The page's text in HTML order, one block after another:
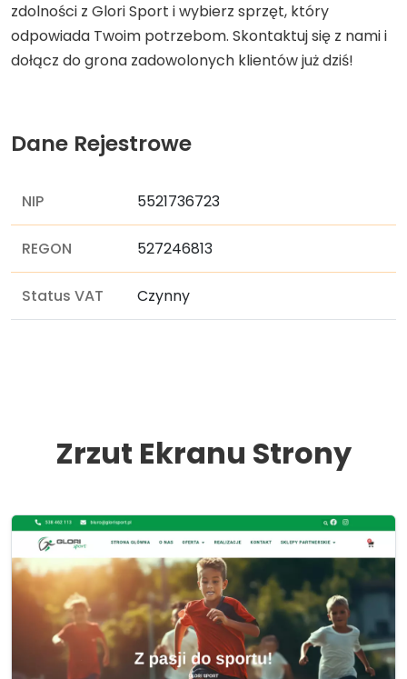
zdolności z Glori Sport i wybierz sprzęt, który
odpowiada Twoim potrzebom. Skontaktuj się z nami i
dołącz do grona zadowolonych klientów już dziś!
Dane Rejestrowe
NIP 5521736723
REGON 527246813
Status VAT Czynny
Zrzut Ekranu Strony